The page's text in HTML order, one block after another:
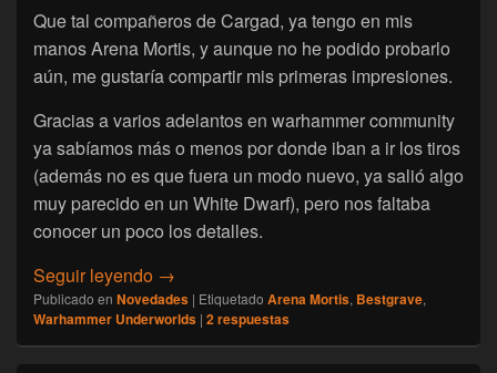
Que tal compañeros de Cargad, ya tengo en mis
manos Arena Mortis, y aunque no he podido probarlo
aún, me gustaría compartir mis primeras impresiones.
Gracias a varios adelantos en warhammer community
ya sabíamos más o menos por donde iban a ir los tiros
(además no es que fuera un modo nuevo, ya salió algo
muy parecido en un White Dwarf), pero nos faltaba
conocer un poco los detalles.
Seguir leyendo [Warhammer Underworlds] Arena mortis,
→
Publicado en Novedades | Etiquetado Arena Mortis, Bestgrave,
Warhammer Underworlds | 2respuestas